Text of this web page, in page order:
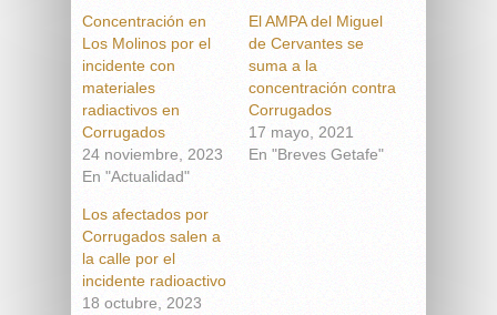
Concentración en
Los Molinos por el
incidente con
materiales
radiactivos en
Corrugados
24 noviembre, 2023
En "Actualidad"
El AMPA del Miguel
de Cervantes se
suma a la
concentración contra
Corrugados
17 mayo, 2021
En "Breves Getafe"
Los afectados por
Corrugados salen a
la calle por el
incidente radioactivo
18 octubre, 2023